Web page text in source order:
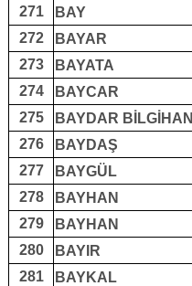
271
BAY
272
BAYAR
273
BAYATA
274
BAYCAR
275
BAYDAR BİLGİHAN
276
BAYDAŞ
277
BAYGÜL
278
BAYHAN
279
BAYHAN
280
BAYIR
281
BAYKAL